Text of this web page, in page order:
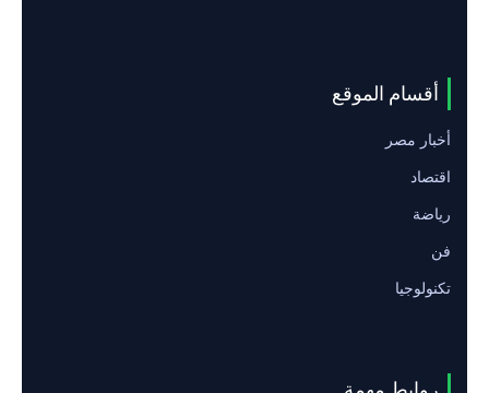
أقسام الموقع
أخبار مصر
اقتصاد
رياضة
فن
تكنولوجيا